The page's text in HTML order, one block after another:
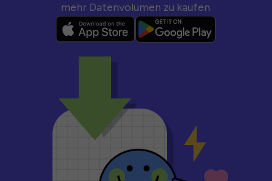
mehr Datenvolumen zu kaufen.